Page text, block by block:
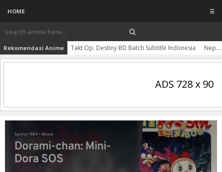
HOME ☰
Rekomendasi Anime Takt Op. Destiny BD Batch Subtitle Indonesia Neppuu Kairiku Bushi Road BD Subtitle Indonesia
ADS 728 x 90